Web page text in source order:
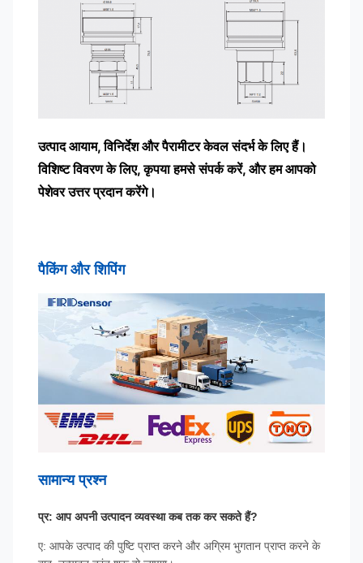
उत्पाद आयाम, विनिर्देश और पैरामीटर केवल संदर्भ के लिए हैं।
विशिष्ट विवरण के लिए, कृपया हमसे संपर्क करें, और हम आपको
पेशेवर उत्तर प्रदान करेंगे।
पैकिंग और शिपिंग
सामान्य प्रश्न
प्र: आप अपनी उत्पादन व्यवस्था कब तक कर सकते हैं?
ए: आपके उत्पाद की पुष्टि प्राप्त करने और अग्रिम भुगतान प्राप्त करने के